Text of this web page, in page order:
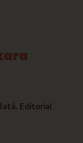
Editorial